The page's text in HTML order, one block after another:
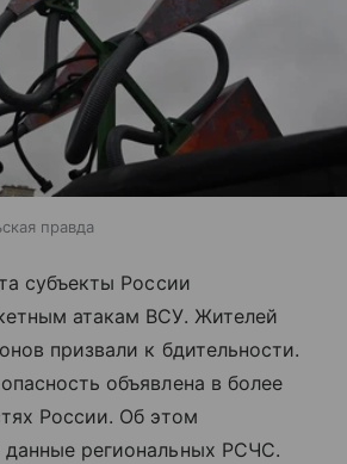
правда
субъекты России
атакам ВСУ. Жителей
призвали к бдительности.
объявлена в более
России. Об этом
данные региональных РСЧС.